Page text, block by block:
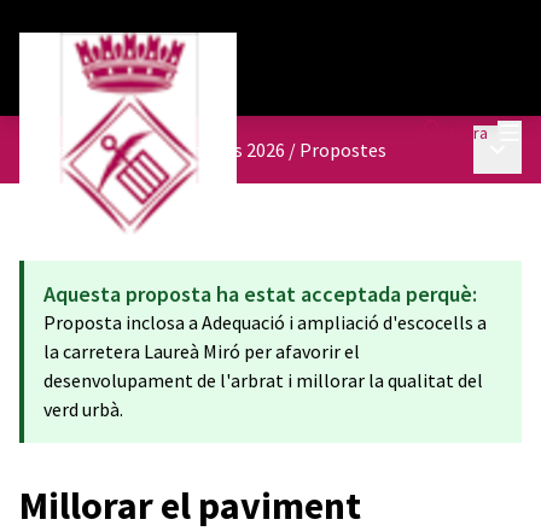
Entra
Pressupostos participatius 2026 / Propostes
Aquesta proposta ha estat acceptada perquè:
Proposta inclosa a Adequació i ampliació d'escocells a
la carretera Laureà Miró per afavorir el
desenvolupament de l'arbrat i millorar la qualitat del
verd urbà.
Millorar el paviment